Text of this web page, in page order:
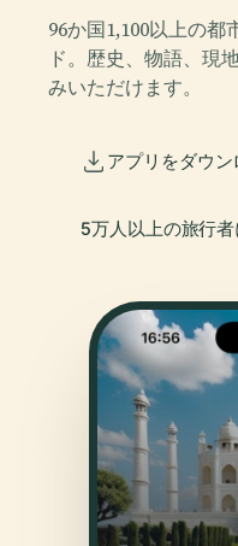
96か国1,100以上の都
ド。歴史、物語、現
みいただけます。
アプリをダウン
5万人以上の旅行者